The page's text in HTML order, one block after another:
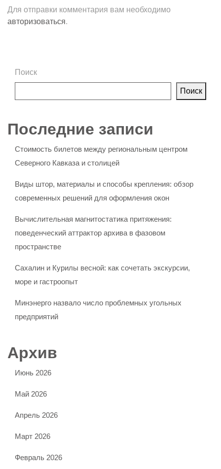
Для отправки комментария вам необходимо
авторизоваться.
Поиск
Поиск
Последние записи
Стоимость билетов между региональным центром
Северного Кавказа и столицей
Виды штор, материалы и способы крепления: обзор
современных решений для оформления окон
Вычислительная магнитостатика притяжения:
поведенческий аттрактор архива в фазовом
пространстве
Сахалин и Курилы весной: как сочетать экскурсии,
море и гастроопыт
Минэнерго назвало число проблемных угольных
предприятий
Архив
Июнь 2026
Май 2026
Апрель 2026
Март 2026
Февраль 2026